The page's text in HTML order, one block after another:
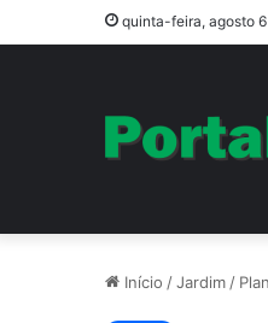
quinta-feira, agosto
Início /Jardim /